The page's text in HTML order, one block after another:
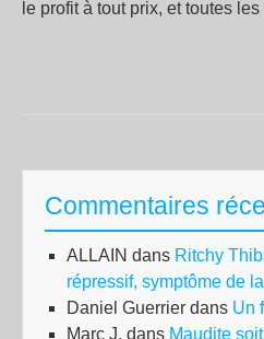
le profit à tout prix, et toutes
Commentaires
ALLAIN dans Ritchy
répressif, symptôme de
Daniel Guerrier dans Un
Marc J. dans Maudite